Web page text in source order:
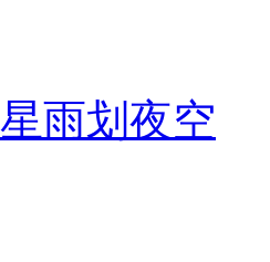
雨划夜空